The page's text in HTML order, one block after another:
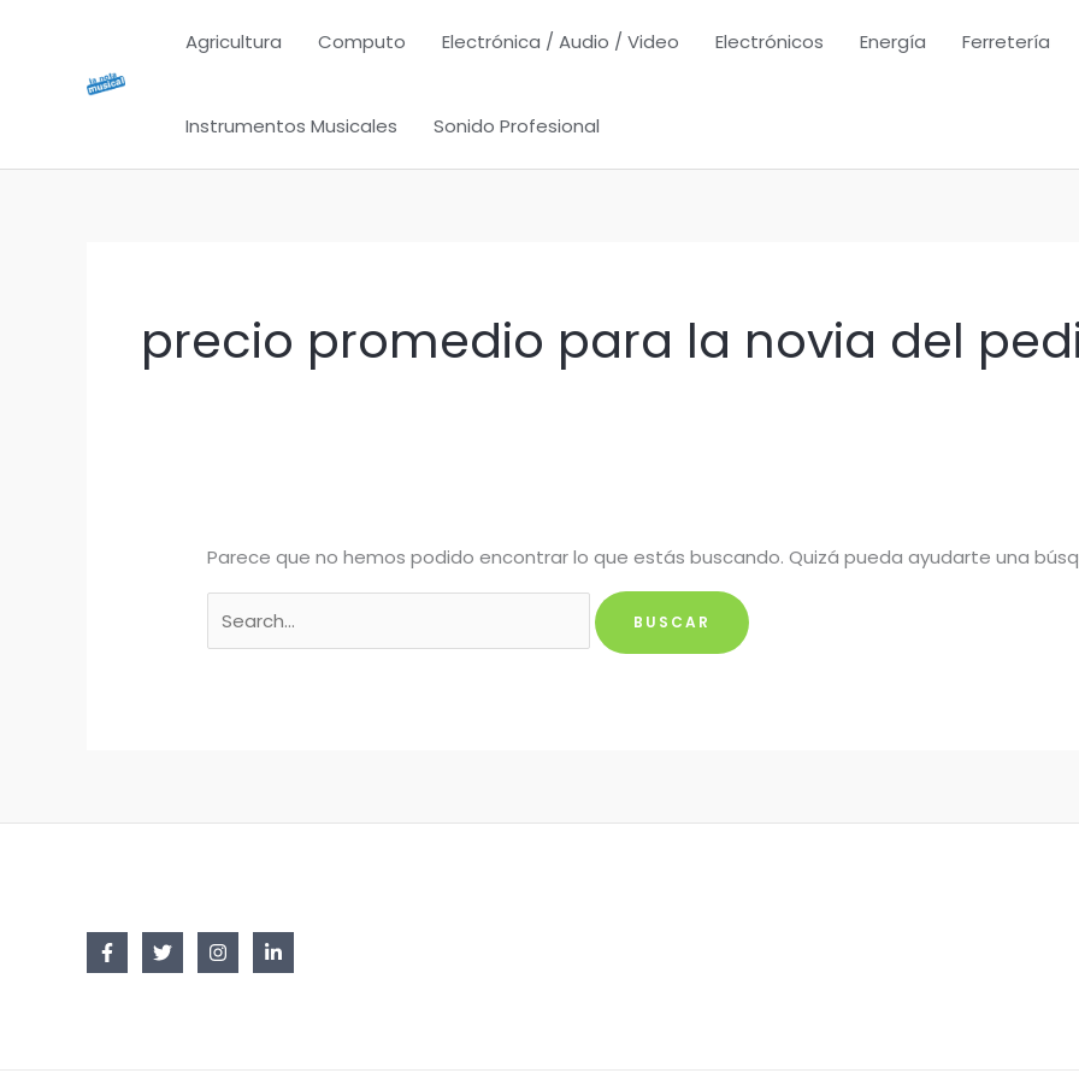
contenido
Agricultura Computo Electrónica / Audio / Video Electrónicos Energía Ferretería
Instrumentos Musicales Sonido Profesional
precio promedio para la novia del
Parece que no hemos podido encontrar lo que estás buscando. Quizá pueda ayudarte una